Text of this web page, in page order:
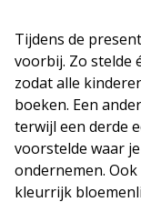
Tijdens de
voorbij. Zo stelde
zodat alle
boeken. Een
terwijl een derde
voorstelde waar
ondernemen.
kleurrijk